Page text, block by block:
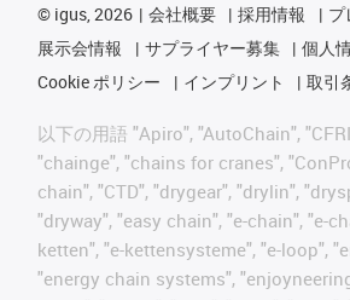
© igus, 2026 会社概要 採用情報
プ
展示会情報
サプライヤー募集
個人
Cookie ポリシー
インプリント 取引
以下の用語 "Apiro", "AutoChain",
"chainge", "chains for cranes",
chain", "CTD", "drygear", "drylin",
"dryway", "easy chain", "e-chain", "e-
ketten", "e-kettensysteme", "e-loop",
"energy chain systems",